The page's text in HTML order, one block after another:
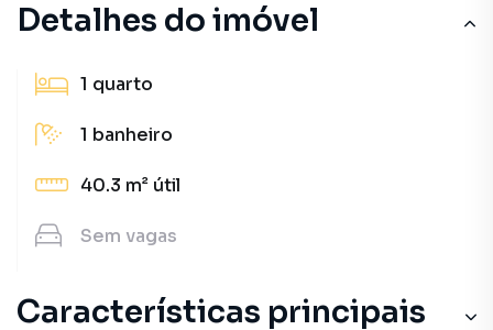
Detalhes do imóvel
1 quarto
1 banheiro
40.3 m² útil
Sem vagas
Características principais